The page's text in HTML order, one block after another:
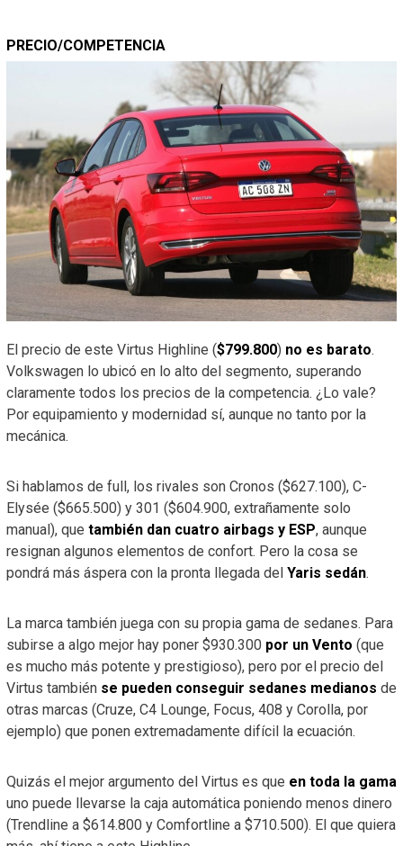
PRECIO/COMPETENCIA
El precio de este Virtus Highline ($799.800) no es barato.
Volkswagen lo ubicó en lo alto del segmento, superando
claramente todos los precios de la competencia. ¿Lo vale?
Por equipamiento y modernidad sí, aunque no tanto por la
mecánica.
Si hablamos de full, los rivales son Cronos ($627.100), C-
Elysée ($665.500) y 301 ($604.900, extrañamente solo
manual), que también dan cuatro airbags y ESP, aunque
resignan algunos elementos de confort. Pero la cosa se
pondrá más áspera con la pronta llegada del Yaris sedán.
La marca también juega con su propia gama de sedanes. Para
subirse a algo mejor hay poner $930.300 por un Vento (que
es mucho más potente y prestigioso), pero por el precio del
Virtus también se pueden conseguir sedanes medianos de
otras marcas (Cruze, C4 Lounge, Focus, 408 y Corolla, por
ejemplo) que ponen extremadamente difícil la ecuación.
Quizás el mejor argumento del Virtus es que en toda la gama
uno puede llevarse la caja automática poniendo menos dinero
(Trendline a $614.800 y Comfortline a $710.500). El que quiera